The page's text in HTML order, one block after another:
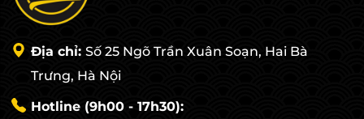
Địa chỉ: Số 25 Ngõ Trần Xuân Soạn, Hai Bà
Trưng, Hà Nội
Hotline (9h00 - 17h30):